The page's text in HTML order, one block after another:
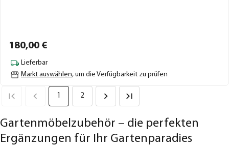
180,00 €
Lieferbar
Markt auswählen, um die Verfügbarkeit zu prüfen
1 2
Gartenmöbelzubehör – die perfekten
Ergänzungen für Ihr Gartenparadies